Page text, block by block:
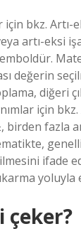
bkz. Artı-
artı-eksi
değerin
diğeri
için
birden fazla
ifade
yoluyla
çeker?